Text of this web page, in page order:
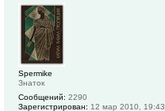
Spermike
Знаток
Сообщений: 2290
Зарегистрирован: 12 мар 2010, 19:43